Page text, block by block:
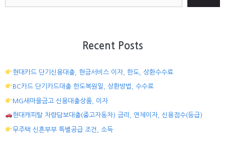
Recent Posts
현대카드 단기신용대출, 현금서비스 이자, 한도, 상환수수료
BC카드 단기카드대출 한도복원일, 상환방법, 수수료
MG새마을금고 신용대출상품, 이자
현대캐피탈 차량담보대출(중고자동차) 금리, 연체이자, 신용점수(등급)
무주택 신혼부부 특별공급 조건, 소득